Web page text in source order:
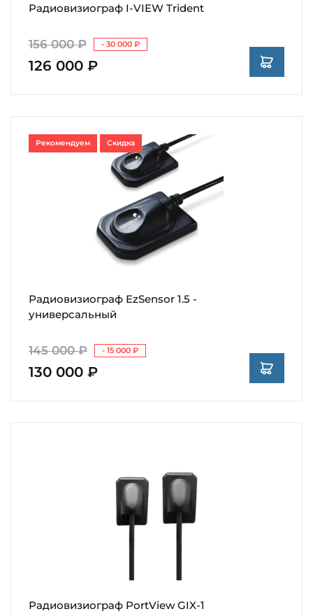
Радиовизиограф I-VIEW Trident
156 000 ₽ - 30 000 ₽
126 000 ₽
Радиовизиограф EzSensor 1.5 -
универсальный
145 000 ₽ - 15 000 ₽
130 000 ₽
Рекомендуем Скидка
Радиовизиограф PortView GIX-1